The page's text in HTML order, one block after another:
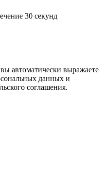
30 секунд
автоматически выражаете
данных и
соглашения.